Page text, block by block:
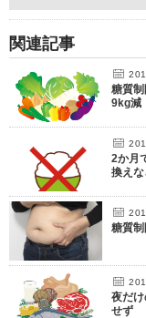
関連記事
糖質
9kg減
2か月
換え
糖質
夜だ
せず